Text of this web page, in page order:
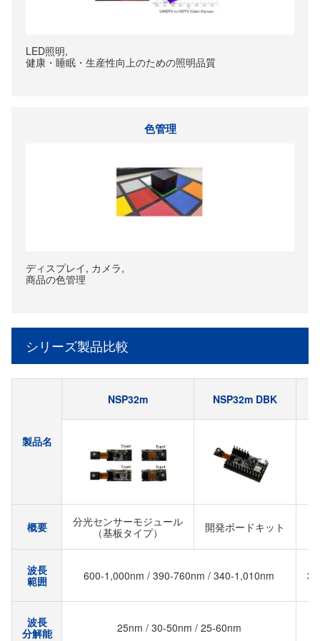
LED照明,
健康・睡眠・生産性向上のための照明品質
色管理
ディスプレイ, カメラ,
商品の色管理
シリーズ製品比較
製品名
NSP32m NSP32m DBK
概要
分光センサーモジュール
（基板タイプ）
開発ボードキット
波長
範囲
600-1,000nm / 390-760nm / 340-1,010nm
波長
分解能
25nm / 30-50nm / 25-60nm